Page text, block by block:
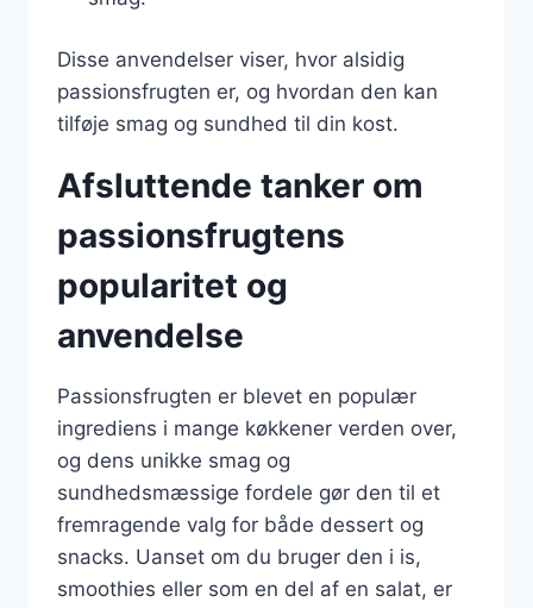
Disse anvendelser viser, hvor alsidig
passionsfrugten er, og hvordan den kan
tilføje smag og sundhed til din kost.
Afsluttende tanker om
passionsfrugtens
popularitet og
anvendelse
Passionsfrugten er blevet en populær
ingrediens i mange køkkener verden over,
og dens unikke smag og
sundhedsmæssige fordele gør den til et
fremragende valg for både dessert og
snacks. Uanset om du bruger den i is,
smoothies eller som en del af en salat, er